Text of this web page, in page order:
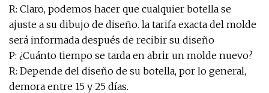
R: Claro, podemos hacer que cualquier botella se
ajuste a su dibujo de diseño. la tarifa exacta del molde
será informada después de recibir su diseño
P: ¿Cuánto tiempo se tarda en abrir un molde nuevo?
R: Depende del diseño de su botella, por lo general,
demora entre 15 y 25 días.